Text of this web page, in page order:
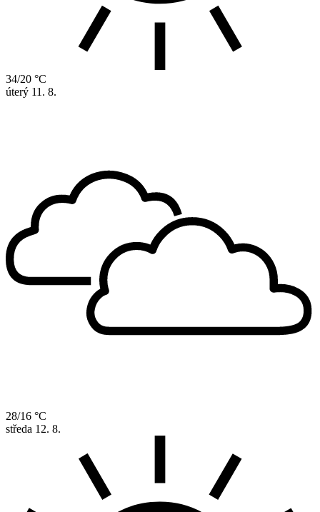
34/20 °C
úterý 11. 8.
28/16 °C
středa 12. 8.